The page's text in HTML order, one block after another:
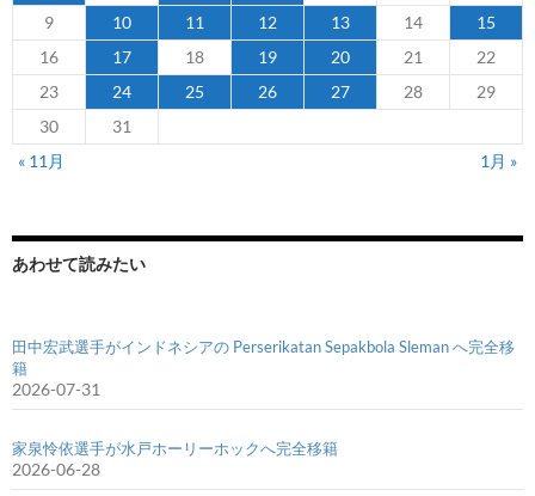
9
10 11 12 13 14
15
16
17 18 19 20 21
22
23
24 25 26 27 28
29
30
31
« 11月
1月 »
あわせて読みたい
田中宏武選手がインドネシアの Perserikatan Sepakbola Sleman へ完全移
籍
2026-07-31
家泉怜依選手が水戸ホーリーホックへ完全移籍
2026-06-28